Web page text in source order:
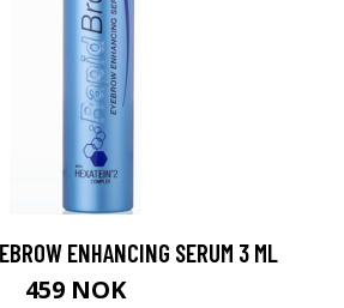
ENHANCING SERUM 3 ML
459 NOK